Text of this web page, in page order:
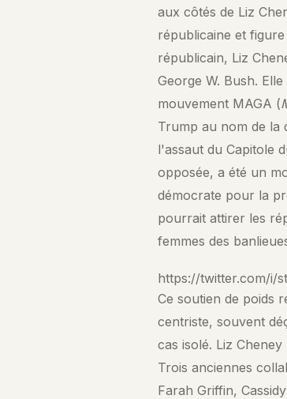
aux côtés de Liz
républicaine et
républicain, Liz
George W. Bush.
mouvement MAGA (
Trump au nom de la
l'assaut du Capitole
opposée, a été un
démocrate pour la
pourrait attirer les
femmes des
https://twitter.com/i/
Ce soutien de poids
centriste, souvent
cas isolé. Liz
Trois anciennes
Farah Griffin,